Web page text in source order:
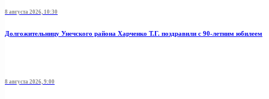
8 августа 2026, 10:30
Долгожительницу Унечского района Харченко Т.Г. поздравили с 90-летним юбилеем
8 августа 2026, 9:00